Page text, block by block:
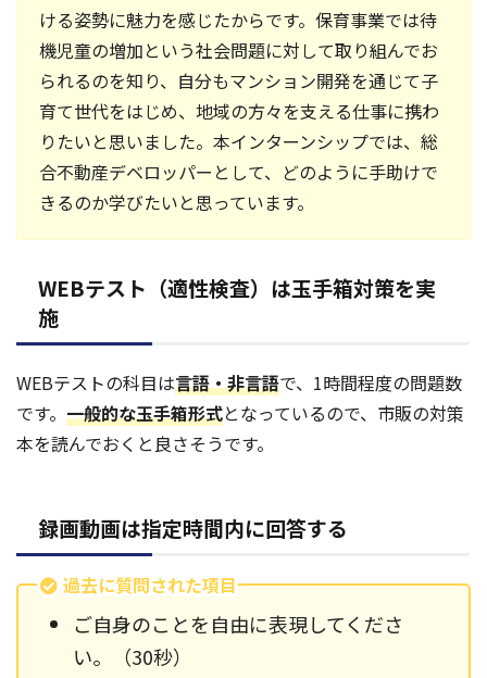
ける姿勢に魅力を感じたからです。保育事業では待
機児童の増加という社会問題に対して取り組んでお
られるのを知り、自分もマンション開発を通じて子
育て世代をはじめ、地域の方々を支える仕事に携わ
りたいと思いました。本インターンシップでは、総
合不動産デベロッパーとして、どのように手助けで
きるのか学びたいと思っています。
WEBテスト（適性検査）は玉手箱対策を実
施
WEBテストの科目は言語・非言語で、1時間程度の問題数
です。 一般的な玉手箱形式となっているので、市販の対策
本を読んでおくと良さそうです。
録画動画は指定時間内に回答する
過去に質問された項目
ご自身のことを自由に表現してくださ
い。（30秒）